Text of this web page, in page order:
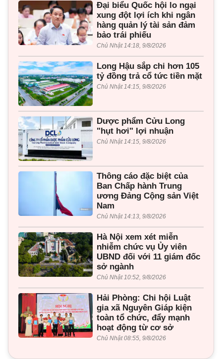
Đại biểu Quốc hội lo ngại
xung đột lợi ích khi ngân
hàng quản lý tài sản đảm
bảo trái phiếu
Chủ Nhật 14:18, 9/8/2026
Long Hậu sắp chi hơn 105
tỷ đồng trả cổ tức tiền mặt
Chủ Nhật 14:15, 9/8/2026
Dược phẩm Cửu Long
"hụt hơi" lợi nhuận
Chủ Nhật 14:15, 9/8/2026
Thông cáo đặc biệt của
Ban Chấp hành Trung
ương Đảng Cộng sản Việt
Nam
Chủ Nhật 14:13, 9/8/2026
Hà Nội xem xét miễn
nhiễm chức vụ Ủy viên
UBND đối với 11 giám đốc
sở ngành
Chủ Nhật 10:52, 9/8/2026
Hải Phòng: Chi hội Luật
gia xã Nguyên Giáp kiện
toàn tổ chức, đẩy mạnh
hoạt động từ cơ sở
Chủ Nhật 08:55, 9/8/2026